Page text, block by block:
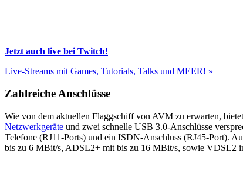
Jetzt auch live bei Twitch!
Live-Streams mit Games, Tutorials, Talks und MEER! »
Zahlreiche Anschlüsse
Wie von dem aktuellen Flaggschiff von AVM zu erwarten,
Netzwerkgeräte und zwei schnelle USB 3.0-Anschlüsse
Telefone (RJ11-Ports) und ein ISDN-Anschluss (RJ45-Port).
bis zu 6 MBit/s, ADSL2+ mit bis zu 16 MBit/s, sowie VDSL2